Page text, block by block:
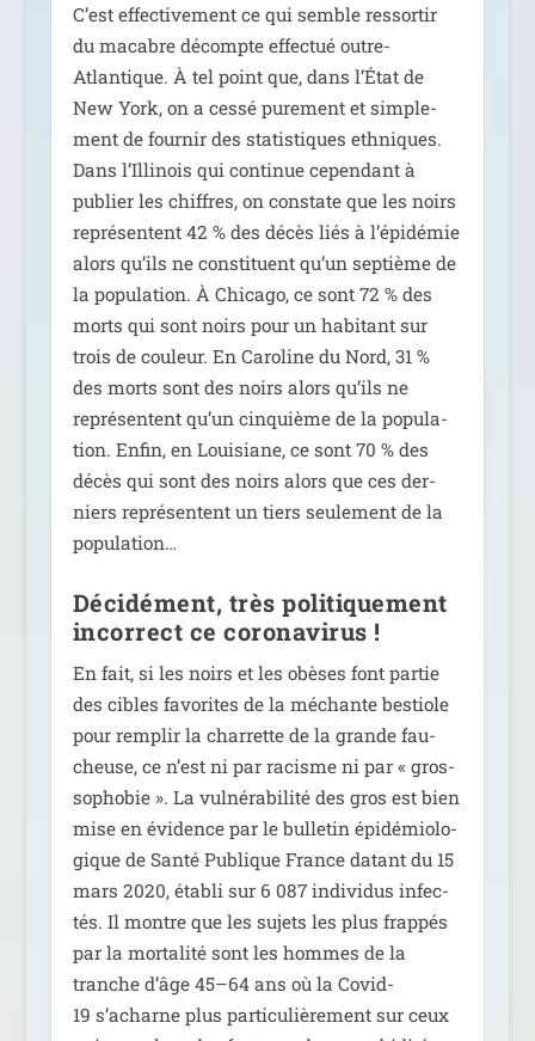
C’est effec­ti­ve­ment ce qui semble res­sor­tir
du macabre décompte effec­tué outre-
Atlantique. À tel point que, dans l’État de
New York, on a ces­sé pure­ment et sim­ple­
ment de four­nir des sta­tis­tiques eth­niques.
Dans l’Illinois qui conti­nue cepen­dant à
publier les chiffres, on constate que les noirs
repré­sentent 42 % des décès liés à l’épidémie
alors qu’ils ne consti­tuent qu’un sep­tième de
la popu­la­tion. À Chicago, ce sont 72 % des
morts qui sont noirs pour un habi­tant sur
trois de cou­leur. En Caroline du Nord, 31 %
des morts sont des noirs alors qu’ils ne
repré­sentent qu’un cin­quième de la popu­la­
tion. Enfin, en Louisiane, ce sont 70 % des
décès qui sont des noirs alors que ces der­
niers repré­sentent un tiers seule­ment de la
population…
Décidément, très politiquement
incorrect ce coronavirus !
En fait, si les noirs et les obèses font par­tie
des cibles favo­rites de la méchante bes­tiole
pour rem­plir la char­rette de la grande fau­
cheuse, ce n’est ni par racisme ni par « gros­
so­pho­bie ». La vul­né­ra­bi­li­té des gros est bien
mise en évi­dence par le bul­le­tin épi­dé­mio­lo­
gique de Santé Publique France datant du 15
mars 2020, éta­bli sur 6 087 indi­vi­dus infec­
tés. Il montre que les sujets les plus frap­pés
par la mor­ta­li­té sont les hommes de la
tranche d’âge 45–64 ans où la Covid-
19 s’acharne plus par­ti­cu­liè­re­ment sur ceux